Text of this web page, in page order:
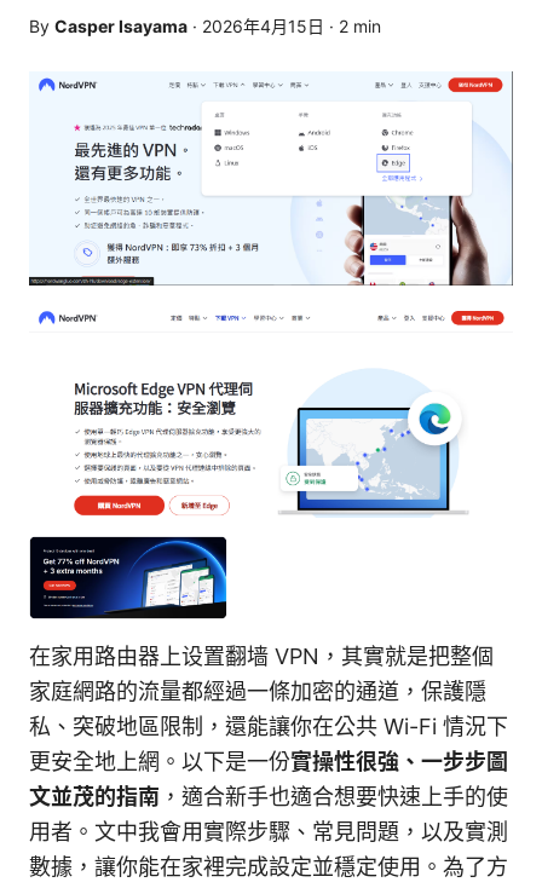
By Casper Isayama · 2026年4月15日 · 2 min
在家用路由器上设置翻墙 VPN，其實就是把整個
家庭網路的流量都經過一條加密的通道，保護隱
私、突破地區限制，還能讓你在公共 Wi-Fi 情況下
更安全地上網。以下是一份實操性很強、一步步圖
文並茂的指南 ，適合新手也適合想要快速上手的使
用者。文中我會用實際步驟、常見問題，以及實測
數據，讓你能在家裡完成設定並穩定使用。為了方